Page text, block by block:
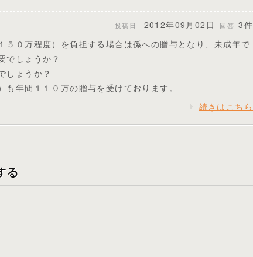
投稿日 2012年09月02日 回答 3件
５０万程度）を負担する場合は孫への贈与となり、未成年で
でしょうか？
しょうか？
年間１１０万の贈与を受けております。
続きはこちら